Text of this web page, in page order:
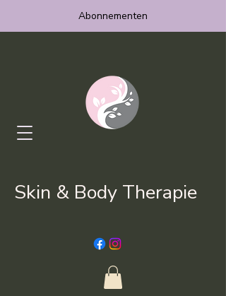
Skin & Body Therapie
Abonnementen